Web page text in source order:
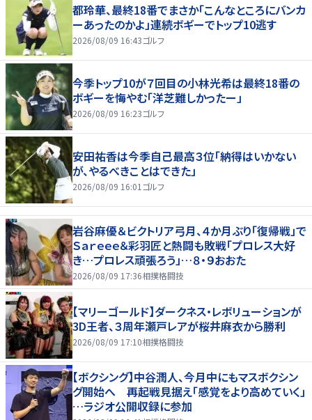
都玲華、最終18番でまさか「こんなところにバンカ
ーあったのかよ」連続ボギーでトップ10逃す
2026/08/09 16:43ゴルフ
今季トップ10が７回目の小林光希は最終18番の
ボギーを悔やむ「洋芝難しかったー」
2026/08/09 16:23ゴルフ
安田祐香は今季自己最高３位「納得はいかない
が、やるべきことはできた」
2026/08/09 16:01 ゴルフ
岩谷麻優＆ビクトリア弓月、４か月ぶり「復帰戦」で
Ｓａｒｅｅｅ＆彩羽匠と熱闘も敗戦「プロレス大好
き…プロレス頑張ろう」…８・９おおた
2026/08/09 17:36相撲格闘技
【マリーゴールド】ダークネス・レボリューションが
3D王者、３周年瀬戸レアが桜井麻衣から勝利
2026/08/09 17:10相撲格闘技
【ボクシング】中谷潤人、今月中にもマスボクシン
グ開始へ 再起戦見据え「感覚をより高めていく」
…ラジオ公開収録に参加